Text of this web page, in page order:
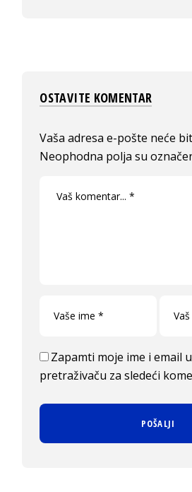
OSTAVITE KOMENTAR
Vaša adresa e-pošte neće
Neophodna polja su
Zapamti moje ime i email
pretraživaču za sledeći